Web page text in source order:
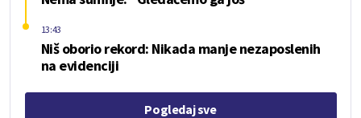
Niš oborio rekord: Nikada manje nezaposlenih
na evidenciji
13:43
Pogledaj sve